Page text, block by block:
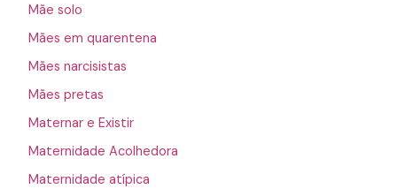
Mãe solo
Mães em quarentena
Mães narcisistas
Mães pretas
Maternar e Existir
Maternidade Acolhedora
Maternidade atípica